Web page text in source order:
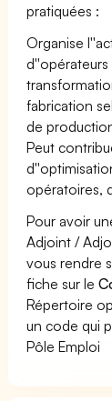
pratiquées :
Organise
fabrication
de
Peut
opératoires,
Pour avoir
Adjoint /
vous rendre
fiche sur le
Répertoire
un code qui
Pôle Emploi